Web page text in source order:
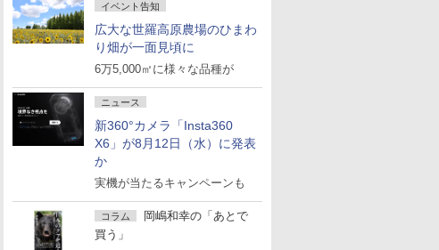
イベント告知
広大な世羅高原農場のひまわ
り畑が一面見頃に
6万5,000㎡に様々な品種が
ニュース
新360°カメラ「Insta360
X6」が8月12日（水）に発表
か
実機が当たるキャンペーンも
コラム
岡嶋和幸の「あとで
買う」